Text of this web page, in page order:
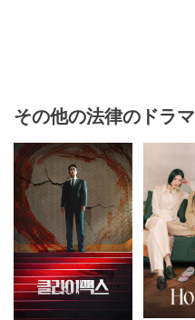
その他の法律のドラマ